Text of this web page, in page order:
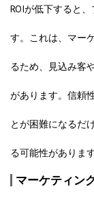
ROIが低下すると
す。これは、マー
るため、見込み客
があります。信頼
とが困難になるだ
る可能性があります
マーケティン